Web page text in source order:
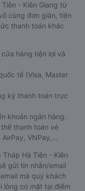
- Kiên Giang từ
cùng đơn giản, tiện
thanh toán khác
hàng tiện lợi và
tế (Visa, Master
ký thanh toán trực
khoản ngân hàng.
thanh toán vé
VNPay,…
Hà Tiên - Kiên
gửi tin nhắn/email
mà quý khách
lòng có mặt tại điểm